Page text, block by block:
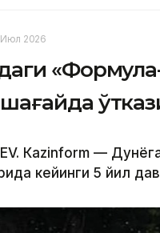
Июл 2026
Кazinform —
кейинги 5 йил